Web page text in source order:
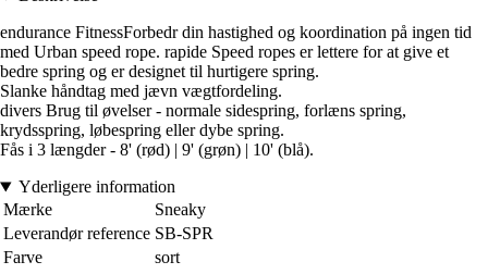
endurance FitnessForbedr din hastighed og koordination på ingen tid
med Urban speed rope. rapide Speed ropes er lettere for at give et
bedre spring og er designet til hurtigere spring.
Slanke håndtag med jævn vægtfordeling.
divers Brug til øvelser - normale sidespring, forlæns spring,
krydsspring, løbespring eller dybe spring.
Fås i 3 længder - 8' (rød) | 9' (grøn) | 10' (blå).
Yderligere information
Mærke
Sneaky
Leverandør reference SB-SPR
Farve
sort